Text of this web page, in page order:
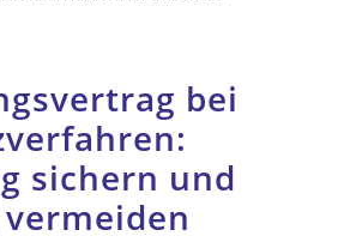
bei
sichern und